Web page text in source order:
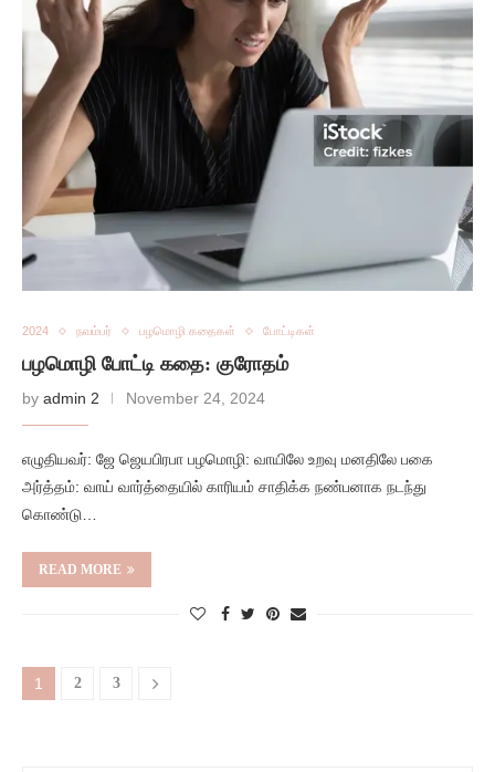
2024 நவம்பர் பழமொழி கதைகள் போட்டிகள்
பழமொழி போட்டி கதை: குரோதம்
by admin 2 November 24, 2024
எழுதியவர்: ஜே ஜெயபிரபா பழமொழி: வாயிலே உறவு மனதிலே பகை
அர்த்தம்: வாய் வார்த்தையில் காரியம் சாதிக்க நண்பனாக நடந்து
கொண்டு…
READ MORE
1 2 3